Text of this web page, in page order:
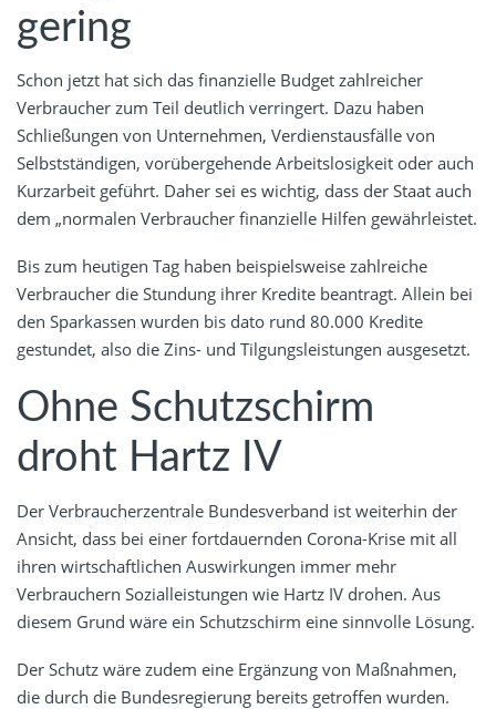
gering
Schon jetzt hat sich das finanzielle Budget zahlreicher
Verbraucher zum Teil deutlich verringert. Dazu haben
Schließungen von Unternehmen, Verdienstausfälle von
Selbstständigen, vorübergehende Arbeitslosigkeit oder auch
Kurzarbeit geführt. Daher sei es wichtig, dass der Staat auch
dem „normalen Verbraucher finanzielle Hilfen gewährleistet.
Bis zum heutigen Tag haben beispielsweise zahlreiche
Verbraucher die Stundung ihrer Kredite beantragt. Allein bei
den Sparkassen wurden bis dato rund 80.000 Kredite
gestundet, also die Zins- und Tilgungsleistungen ausgesetzt.
Ohne Schutzschirm
droht Hartz IV
Der Verbraucherzentrale Bundesverband ist weiterhin der
Ansicht, dass bei einer fortdauernden Corona-Krise mit all
ihren wirtschaftlichen Auswirkungen immer mehr
Verbrauchern Sozialleistungen wie Hartz IV drohen. Aus
diesem Grund wäre ein Schutzschirm eine sinnvolle Lösung.
Der Schutz wäre zudem eine Ergänzung von Maßnahmen,
die durch die Bundesregierung bereits getroffen wurden.